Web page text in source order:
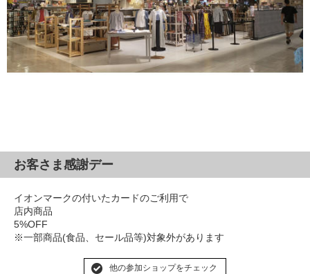
お客さま感謝デー
イオンマークの付いたカードのご利用で
店内商品
5%OFF
※一部商品(食品、セール品等)対象外があります
他の参加ショップをチェック